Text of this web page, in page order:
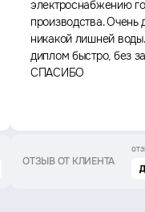
электроснабжению
производства. Очень
никакой лишней
диплом быстро, без
СПАСИБО
ОТЗЫВ ОТ КЛИЕНТА